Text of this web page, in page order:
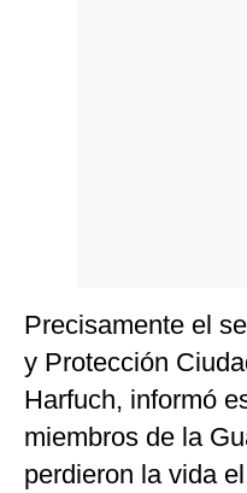
Precisamente el
y Protección
Harfuch, informó
miembros de la
perdieron la vida